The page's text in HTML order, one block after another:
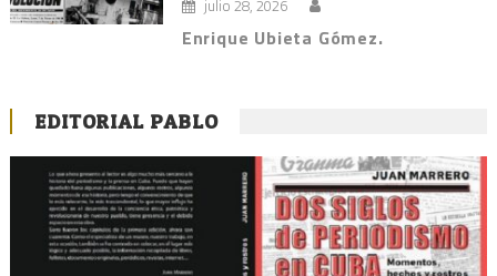
julio 28, 2026
Enrique Ubieta Gómez.
EDITORIAL PABLO